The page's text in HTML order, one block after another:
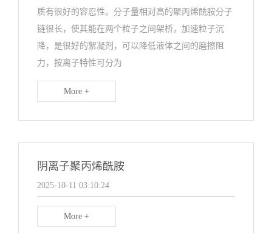
质有很好的容忍性。分子量相对高的聚丙烯酰胺分子
链很长，使其能在两个粒子之间架桥，加速粒子沉
降，是很好的絮凝剂，可以降低液体之间的磨擦阻
力，按离子特性可分为
More +
阴离子聚丙烯酰胺
2025-10-11 03:10:24
More +